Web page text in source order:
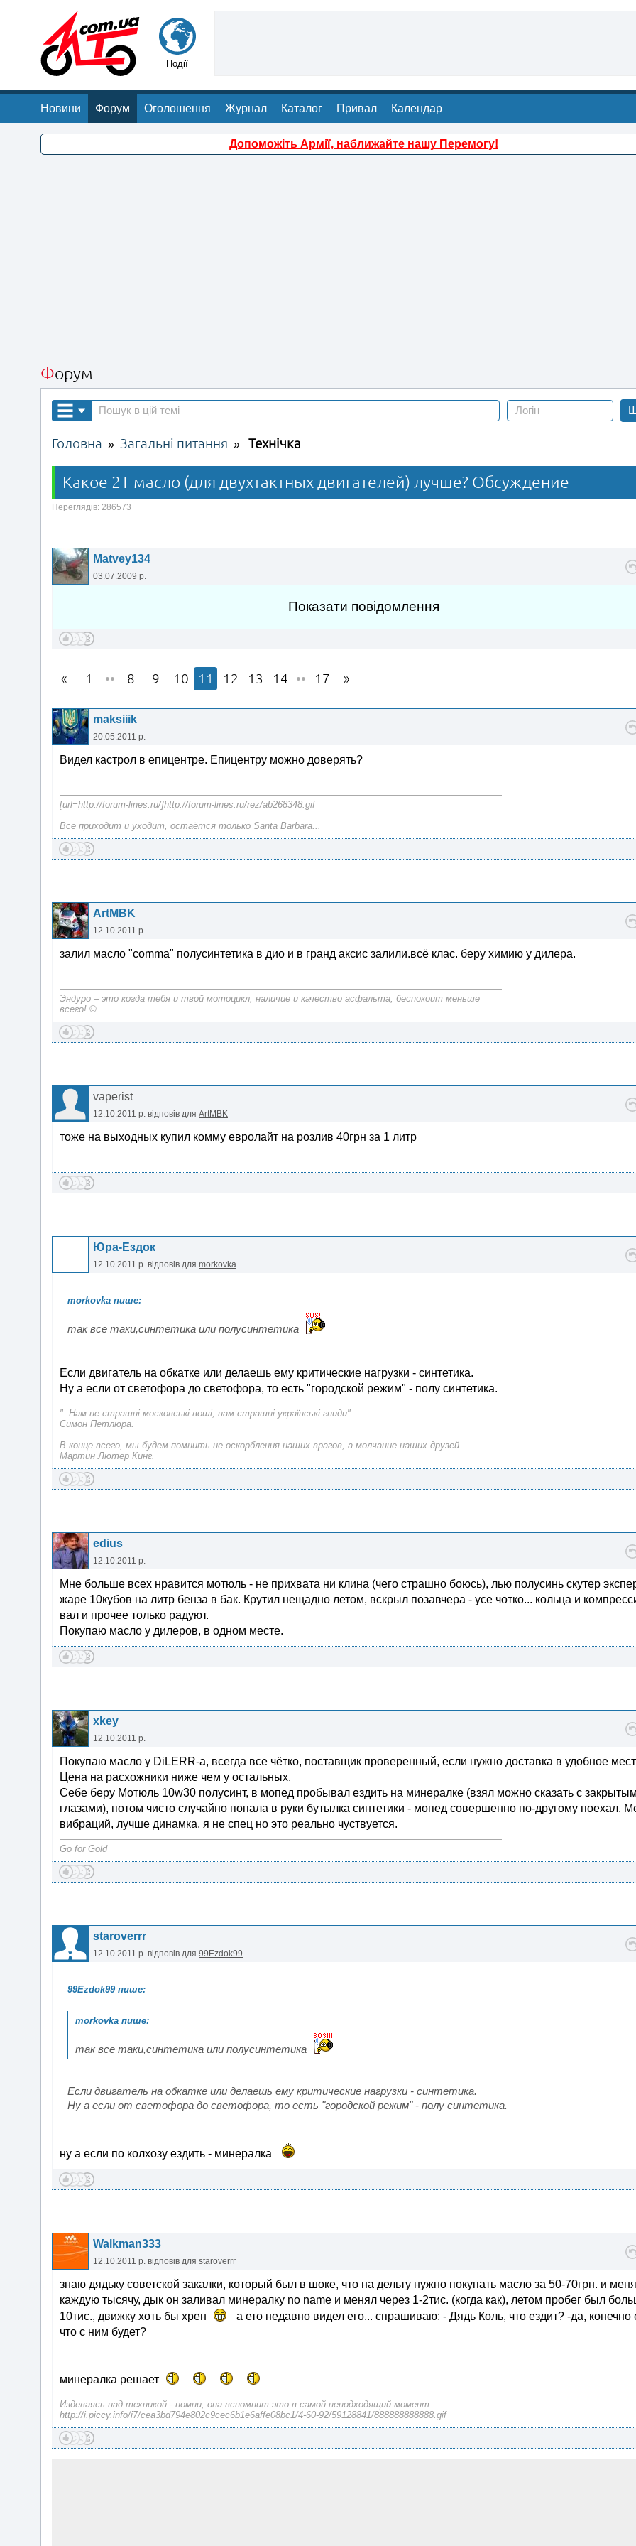
Події
Новини Форум Оголошення Журнал Каталог Привал Календар
Допоможіть Армії, наближайте нашу Перемогу!
Форум
Головна » Загальні питання » Технічка
Какое 2Т масло (для двухтактных двигателей) лучше? Обсуждение
Переглядів: 286573
Matvey134
03.07.2009 р.
Показати повідомлення
1 •• 8 9 10 11 12 13 14 •• 17
maksiiik
20.05.2011 р.
Видел кастрол в епицентре. Епицентру можно доверять?
[url=http://forum-lines.ru/]http://forum-lines.ru/rez/ab268348.gif
Все приходит и уходит, остаётся только Santa Barbara...
ArtMBK
12.10.2011 р.
залил масло "comma" полусинтетика в дио и в гранд аксис залили.всё клас. беру химию у дилера.
Эндуро – это когда тебя и твой мотоцикл, наличие и качество асфальта, беспокоит меньше
всего! ©
vaperist
12.10.2011 р. відповів для ArtMBK
тоже на выходных купил комму евролайт на розлив 40грн за 1 литр
Юра-Ездок
12.10.2011 р. відповів для morkovka
так все таки,синтетика или полусинтетика
Если двигатель на обкатке или делаешь ему критические нагрузки - синтетика.
Ну а если от светофора до светофора, то есть "городской режим" - полу синтетика.
"..Нам не страшні московські воші, нам страшні українські гниди"
Симон Петлюра.
В конце всего, мы будем помнить не оскорбления наших врагов, а молчание наших друзей.
Мартин Лютер Кинг.
edius
12.10.2011 р.
Мне больше всех нравится мотюль - не прихвата ни клина (чего страшно боюсь), лью полусинь скутер
жаре 10кубов на литр бенза в бак. Крутил нещадно летом, вскрыл позавчера - усе чотко... кольца и
вал и прочее только радуют.
Покупаю масло у дилеров, в одном месте.
xkey
12.10.2011 р.
Покупаю масло у DiLERR-a, всегда все чётко, поставщик проверенный, если нужно доставка в удобное
Цена на расхожники ниже чем у остальных.
Себе беру Мотюль 10w30 полусинт, в мопед пробывал ездить на минералке (взял можно сказать с
глазами), потом чисто случайно попала в руки бутылка синтетики - мопед совершенно по-другому поехал.
вибраций, лучше динамка, я не спец но это реально чуствуется.
Go for Gold
staroverrr
12.10.2011 р. відповів для 99Ezdok99
так все таки,синтетика или полусинтетика
Если двигатель на обкатке или делаешь ему критические нагрузки - синтетика.
Ну а если от светофора до светофора, то есть "городской режим" - полу синтетика.
ну а если по колхозу ездить - минералка
Walkman333
12.10.2011 р. відповів для staroverrr
знаю дядьку советской закалки, который был в шоке, что на дельту нужно покупать масло за 50-70грн. и
каждую тысячу, дык он заливал минералку no name и менял через 1-2тис. (когда как), летом пробег был
10тис., движку хоть бы хрен
а ето недавно видел его... спрашиваю: - Дядь Коль, что ездит? -да, конечно
что с ним будет?
минералка решает
Издеваясь над техникой - помни, она вспомнит это в самой неподходящий момент.
http://i.piccy.info/i7/cea3bd794e802c9cec6b1e6affe08bc1/4-60-92/59128841/888888888888.gif